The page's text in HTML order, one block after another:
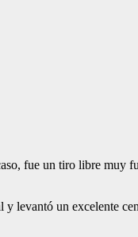
fue un tiro libre muy
un excelente